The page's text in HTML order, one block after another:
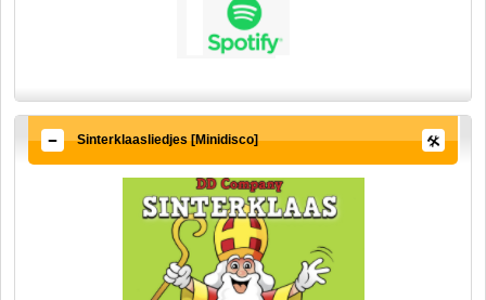
Sinterklaasliedjes [Minidisco]